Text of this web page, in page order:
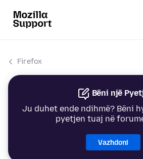
Firefox
Bëni një
Ju duhet ende ndihmë? Bëni
pyetjen tuaj në
Vazhdoni